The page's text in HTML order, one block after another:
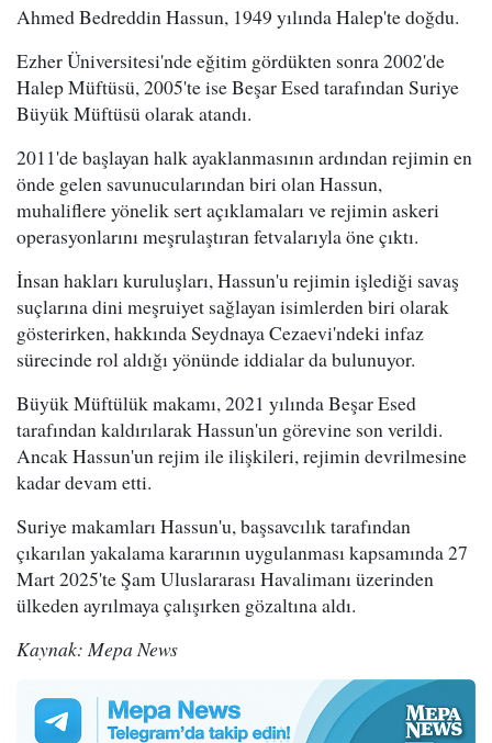
Ahmed Bedreddin Hassun, 1949 yılında Halep'te doğdu.
Ezher Üniversitesi'nde eğitim gördükten sonra 2002'de
Halep Müftüsü, 2005'te ise Beşar Esed tarafından Suriye
Büyük Müftüsü olarak atandı.
2011'de başlayan halk ayaklanmasının ardından rejimin en
önde gelen savunucularından biri olan Hassun,
muhaliflere yönelik sert açıklamaları ve rejimin askeri
operasyonlarını meşrulaştıran fetvalarıyla öne çıktı.
İnsan hakları kuruluşları, Hassun'u rejimin işlediği savaş
suçlarına dini meşruiyet sağlayan isimlerden biri olarak
gösterirken, hakkında Seydnaya Cezaevi'ndeki infaz
sürecinde rol aldığı yönünde iddialar da bulunuyor.
Büyük Müftülük makamı, 2021 yılında Beşar Esed
tarafından kaldırılarak Hassun'un görevine son verildi.
Ancak Hassun'un rejim ile ilişkileri, rejimin devrilmesine
kadar devam etti.
Suriye makamları Hassun'u, başsavcılık tarafından
çıkarılan yakalama kararının uygulanması kapsamında 27
Mart 2025'te Şam Uluslararası Havalimanı üzerinden
ülkeden ayrılmaya çalışırken gözaltına aldı.
Kaynak: Mepa News